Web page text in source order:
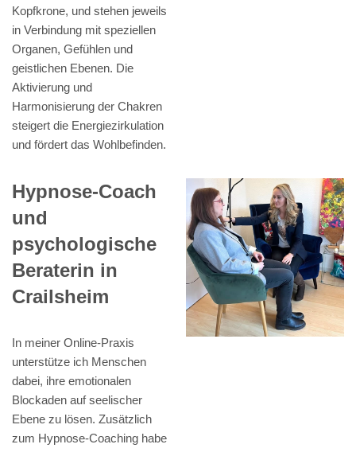
Kopfkrone, und stehen jeweils
in Verbindung mit speziellen
Organen, Gefühlen und
geistlichen Ebenen. Die
Aktivierung und
Harmonisierung der Chakren
steigert die Energiezirkulation
und fördert das Wohlbefinden.
Hypnose-Coach
und
psychologische
Beraterin in
Crailsheim
In meiner Online-Praxis
unterstütze ich Menschen
dabei, ihre emotionalen
Blockaden auf seelischer
Ebene zu lösen. Zusätzlich
zum Hypnose-Coaching habe